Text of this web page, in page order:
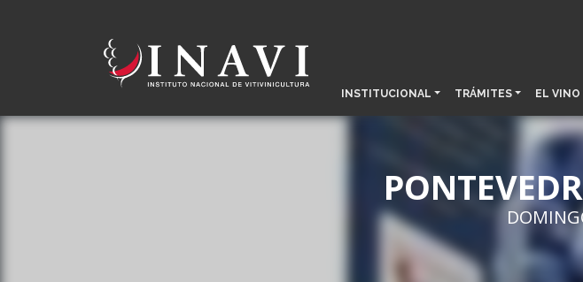
INSTITUCIONAL TRÁMITES EL VINO